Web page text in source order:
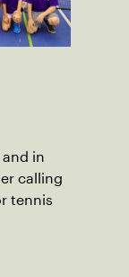
in
calling
tennis